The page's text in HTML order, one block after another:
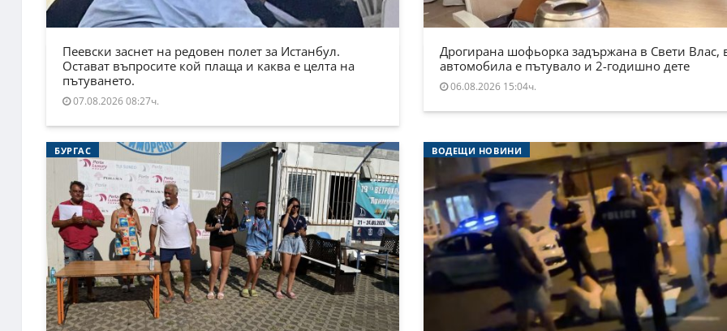
Пеевски заснет на редовен полет за Истанбул.
Остават въпросите кой плаща и каква е целта на
пътуването.
07.08.2026 08:27ч.
Дрогирана шофьорка задържана в Свети Влас,
автомобила е пътувало и 2-годишно дете
06.08.2026 15:04ч.
БУРГАС ВОДЕЩИ НОВИНИ